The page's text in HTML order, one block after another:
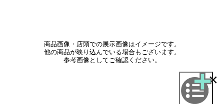
商品画像・店頭での展示画像はイメージです。
他の商品が映り込んでいる場合もございます。
参考画像としてご確認ください。
×